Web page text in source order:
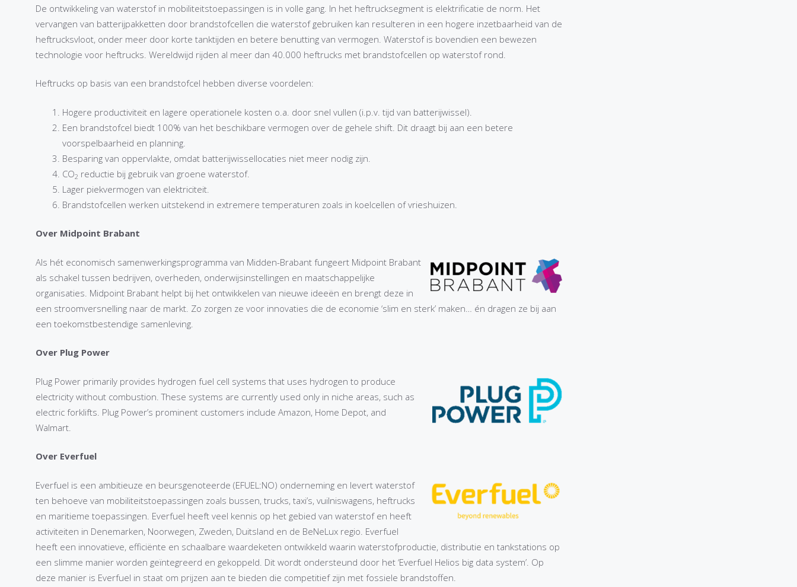
De ontwikkeling van waterstof in mobiliteitstoepassingen is in volle gang. In het heftrucksegment is elektrificatie de norm. Het
vervangen van batterijpakketten door brandstofcellen die waterstof gebruiken kan resulteren in een hogere inzetbaarheid van de
heftrucksvloot, onder meer door korte tanktijden en betere benutting van vermogen. Waterstof is bovendien een bewezen
technologie voor heftrucks. Wereldwijd rijden al meer dan 40.000 heftrucks met brandstofcellen op waterstof rond.
Heftrucks op basis van een brandstofcel hebben diverse voordelen:
Hogere productiviteit en lagere operationele kosten o.a. door snel vullen (i.p.v. tijd van batterijwissel).
Een brandstofcel biedt 100% van het beschikbare vermogen over de gehele shift. Dit draagt bij aan een betere
voorspelbaarheid en planning.
Besparing van oppervlakte, omdat batterijwissellocaties niet meer nodig zijn.
CO2 reductie bij gebruik van groene waterstof.
Lager piekvermogen van elektriciteit.
Brandstofcellen werken uitstekend in extremere temperaturen zoals in koelcellen of vrieshuizen.
Over Midpoint Brabant
Als hét economisch samenwerkingsprogramma van Midden-Brabant fungeert Midpoint Brabant
als schakel tussen bedrijven, overheden, onderwijsinstellingen en maatschappelijke
organisaties. Midpoint Brabant helpt bij het ontwikkelen van nieuwe ideeën en brengt deze in
een stroomversnelling naar de markt. Zo zorgen ze voor innovaties die de economie ‘slim en sterk’ maken… én dragen ze bij aan
een toekomstbestendige samenleving.
Over Plug Power
Plug Power primarily provides hydrogen fuel cell systems that uses hydrogen to produce
electricity without combustion. These systems are currently used only in niche areas, such as
electric forklifts. Plug Power’s prominent customers include Amazon, Home Depot, and
Walmart.
Over Everfuel
Everfuel is een ambitieuze en beursgenoteerde (EFUEL:NO) onderneming en levert waterstof
ten behoeve van mobiliteitstoepassingen zoals bussen, trucks, taxi’s, vuilniswagens, heftrucks
en maritieme toepassingen. Everfuel heeft veel kennis op het gebied van waterstof en heeft
activiteiten in Denemarken, Noorwegen, Zweden, Duitsland en de BeNeLux regio. Everfuel
heeft een innovatieve, efficiënte en schaalbare waardeketen ontwikkeld waarin waterstofproductie, distributie en tankstations op
een slimme manier worden geïntegreerd en gekoppeld. Dit wordt ondersteund door het ‘Everfuel Helios big data system’. Op
deze manier is Everfuel in staat om prijzen aan te bieden die competitief zijn met fossiele brandstoffen.